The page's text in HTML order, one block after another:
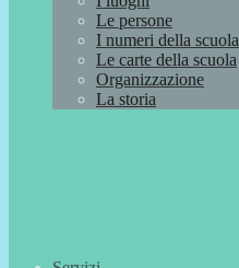
Le persone
I numeri della scuola
Le carte della scuola
Organizzazione
La storia